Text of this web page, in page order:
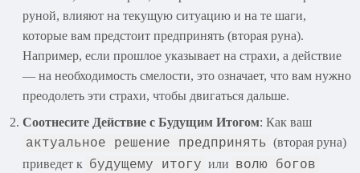
руной, влияют на текущую ситуацию и на те шаги,
которые вам предстоит предпринять (вторая руна).
Например, если прошлое указывает на страхи, а действие
— на необходимость смелости, это означает, что вам нужно
преодолеть эти страхи, чтобы двигаться дальше.
Соотнесите Действие с Будущим Итогом: Как ваш
актуальное решение предпринять (вторая руна)
приведет к будущему итогу или волю богов